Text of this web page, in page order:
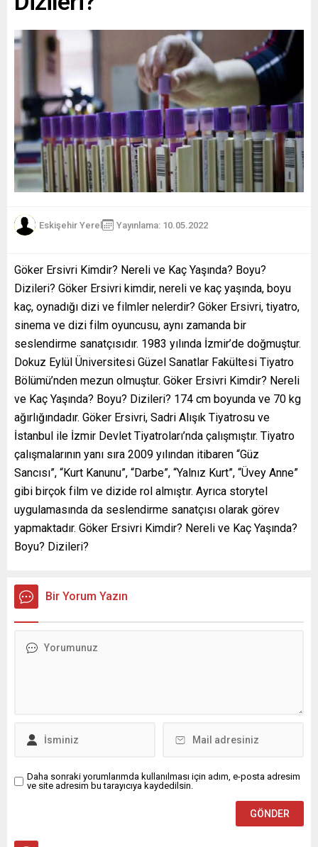
Eskişehir Yerel Yayınlama: 10.05.2022
Göker Ersivri Kimdir? Nereli ve Kaç Yaşında? Boyu?
Dizileri? Göker Ersivri kimdir, nereli ve kaç yaşında, boyu
kaç, oynadığı dizi ve filmler nelerdir? Göker Ersivri, tiyatro,
sinema ve dizi film oyuncusu, aynı zamanda bir
seslendirme sanatçısıdır. 1983 yılında İzmir’de doğmuştur.
Dokuz Eylül Üniversitesi Güzel Sanatlar Fakültesi Tiyatro
Bölümü’nden mezun olmuştur. Göker Ersivri Kimdir? Nereli
ve Kaç Yaşında? Boyu? Dizileri? 174 cm boyunda ve 70 kg
ağırlığındadır. Göker Ersivri, Sadri Alışık Tiyatrosu ve
İstanbul ile İzmir Devlet Tiyatroları’nda çalışmıştır. Tiyatro
çalışmalarının yanı sıra 2009 yılından itibaren “Güz
Sancısı”, “Kurt Kanunu”, “Darbe”, “Yalnız Kurt”, “Üvey Anne”
gibi birçok film ve dizide rol almıştır. Ayrıca storytel
uygulamasında da seslendirme sanatçısı olarak görev
yapmaktadır. Göker Ersivri Kimdir? Nereli ve Kaç Yaşında?
Boyu? Dizileri?
Bir Yorum Yazın
Daha sonraki yorumlarımda kullanılması için adım, e-posta adresim
ve site adresim bu tarayıcıya kaydedilsin.